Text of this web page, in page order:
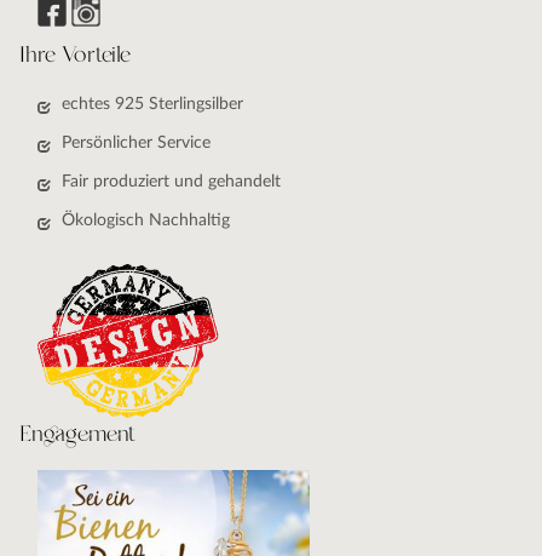
Ihre Vorteile
echtes 925 Sterlingsilber
Persönlicher Service
Fair produziert und gehandelt
Ökologisch Nachhaltig
Engagement